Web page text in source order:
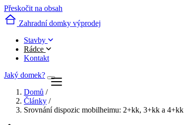
Přeskočit na obsah
Zahradní domky výprodej
Stavby
Rádce
Kontakt
Jaký domek?
Domů /
Články /
Srovnání dispozic mobilheimu: 2+kk, 3+kk a 4+kk